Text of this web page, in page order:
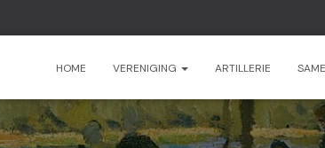
HOME VERENIGING ARTILLERIE